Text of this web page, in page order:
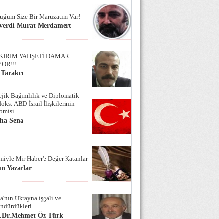
Size Bir Maruzatım Var!
Murat Merdamert
VAHŞETİ DAMAR
Bağımlılık ve Diplomatik
ABD-İsrail İlişkilerinin
Sena
Mir Haber'e Değer Katanlar
Yazarlar
Ukrayna işgali ve
Öz Türk